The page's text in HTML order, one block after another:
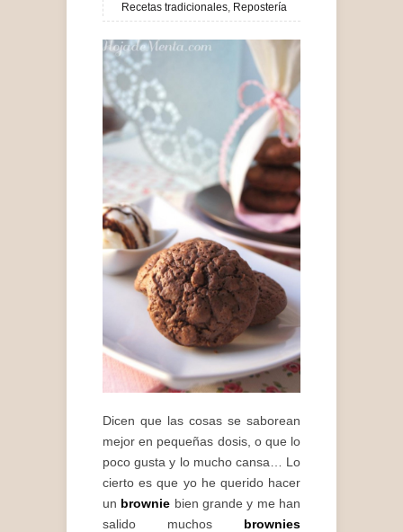
Recetas tradicionales, Repostería
Dicen que las cosas se saborean
mejor en pequeñas dosis, o que lo
poco gusta y lo mucho cansa… Lo
cierto es que yo he querido hacer
un brownie bien grande y me han
salido muchos brownies